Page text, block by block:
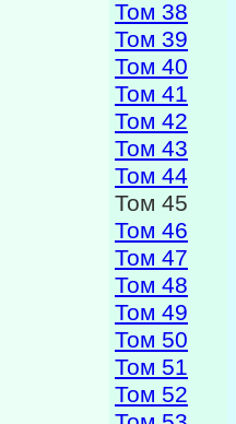
Том 38
Том 39
Том 40
Том 41
Том 42
Том 43
Том 44
Том 45
Том 46
Том 47
Том 48
Том 49
Том 50
Том 51
Том 52